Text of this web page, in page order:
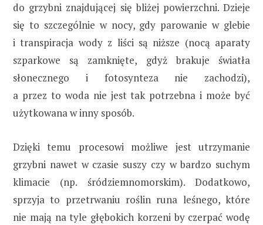
do grzybni znajdującej się bliżej powierzchni. Dzieje
się to szczególnie w nocy, gdy parowanie w glebie
i transpiracja wody z liści są niższe (nocą aparaty
szparkowe są zamknięte, gdyż brakuje światła
słonecznego i fotosynteza nie zachodzi),
a przez to woda nie jest tak potrzebna i może być
użytkowana w inny sposób.
Dzięki temu procesowi możliwe jest utrzymanie
grzybni nawet w czasie suszy czy w bardzo suchym
klimacie (np. śródziemnomorskim). Dodatkowo,
sprzyja to przetrwaniu roślin runa leśnego, które
nie mają na tyle głębokich korzeni by czerpać wodę